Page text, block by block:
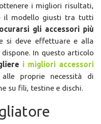
i migliori risultati,
il modello giusti tra tutti
gli accessori più
si deve effettuare e alla
In questo articolo
i migliori accessori
proprie necessità di
su fili, testine e dischi.